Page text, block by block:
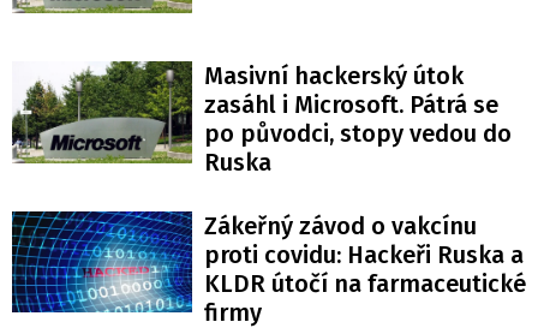
Masivní hackerský útok
zasáhl i Microsoft. Pátrá se
po původci, stopy vedou do
Ruska
Zákeřný závod o vakcínu
proti covidu: Hackeři Ruska a
KLDR útočí na farmaceutické
firmy